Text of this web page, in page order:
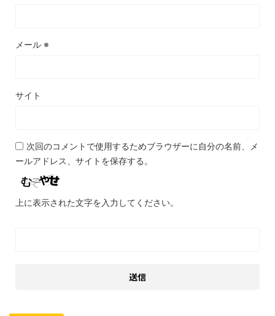
メール ※
サイト
次回のコメントで使用するためブラウザーに自分の名前、メ
ールアドレス、サイトを保存する。
上に表示された文字を入力してください。